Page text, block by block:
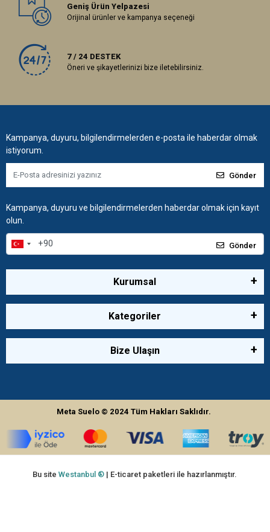
Geniş Ürün Yelpazesi
Orijinal ürünler ve kampanya seçeneği
7 / 24 DESTEK
Öneri ve şikayetlerinizi bize iletebilirsiniz.
Kampanya, duyuru, bilgilendirmelerden e-posta ile haberdar olmak
istiyorum.
Gönder
Kampanya, duyuru ve bilgilendirmelerden haberdar olmak için kayıt
olun.
Gönder
Kurumsal
Kategoriler
Bize Ulaşın
Meta Suelo © 2024Tüm Hakları Saklıdır.
Bu siteWestanbul ® | E-ticaret paketleri ile hazırlanmıştır.